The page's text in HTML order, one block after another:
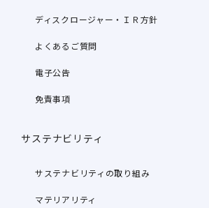
ディスクロージャー・ＩＲ方針
よくあるご質問
電子公告
免責事項
サステナビリティ
サステナビリティの取り組み
マテリアリティ